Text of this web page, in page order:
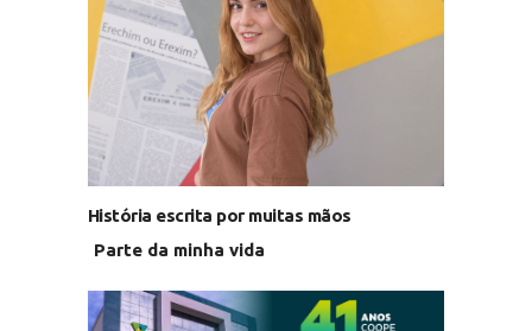
História escrita por muitas mãos
Parte da minha vida